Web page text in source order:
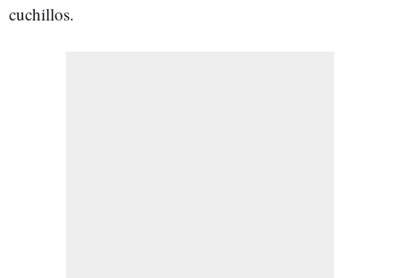
cuchillos.